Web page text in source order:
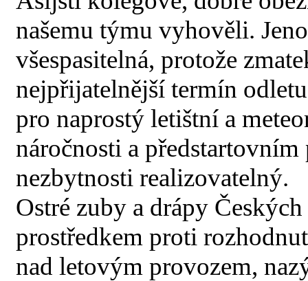
našemu týmu vyhověli.
všespasitelná, protože
nejpřijatelnější termín
pro naprostý letištní a
náročnosti a
nezbytnosti realizovatelný.
Ostré zuby a drápy
prostředkem proti
nad letovým provozem,